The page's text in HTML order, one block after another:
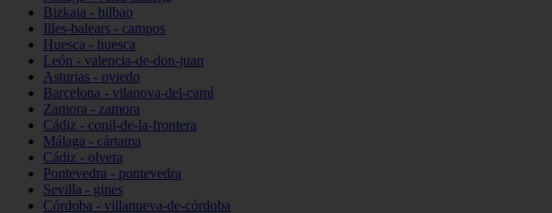
Bizkaia - bilbao
Illes-balears - campos
Huesca - huesca
León - valencia-de-don-juan
Asturias - oviedo
Barcelona - vilanova-del-camí
Zamora - zamora
Cádiz - conil-de-la-frontera
Málaga - cártama
Cádiz - olvera
Pontevedra - pontevedra
Sevilla - gines
Córdoba - villanueva-de-córdoba